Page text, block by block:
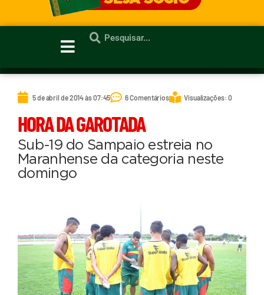
5 de abril de 2014 às 07:45 6 Comentários Visualizações: 0
HORA DA GAROTADA
Sub-19 do Sampaio estreia no
Maranhense da categoria neste
domingo